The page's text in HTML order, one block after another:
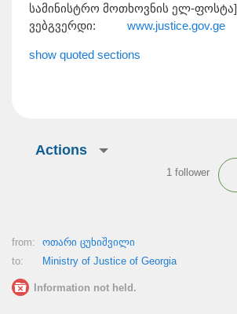
სამინისტრო მოთხოვნის ელ-ფოსტა]
ვებგვერდი: www.justice.gov.ge
show quoted sections
Actions
1 follower
from:
ოთარი ცუხიშვილი
to:
Ministry of Justice of Georgia
Information not held.